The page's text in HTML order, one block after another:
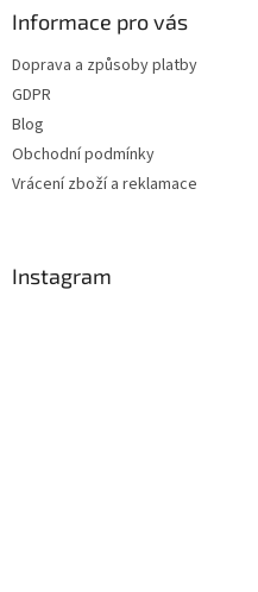
Informace pro vás
Doprava a způsoby platby
GDPR
Blog
Obchodní podmínky
Vrácení zboží a reklamace
Instagram